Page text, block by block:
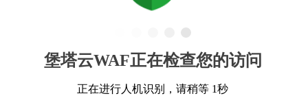
堡塔云WAF正在检查您的访问
正在进行人机识别，请稍等 1秒